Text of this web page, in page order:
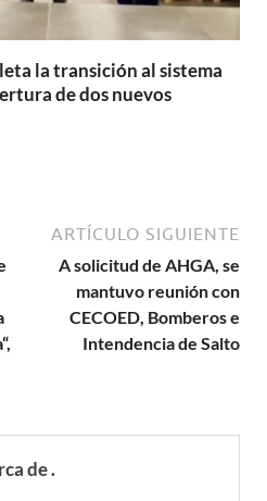
la transición al sistema
de dos nuevos
ARTÍCULO SIGUIENTE
A solicitud de AHGA, se
mantuvo reunión con
CECOED, Bomberos e
Intendencia de Salto
de .